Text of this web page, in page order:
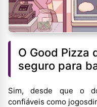
O Good Pizza
seguro para
Sim, desde que o
confiáveis como